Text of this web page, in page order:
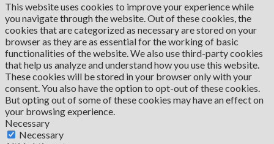
This website uses cookies to improve your experience while
you navigate through the website. Out of these cookies, the
cookies that are categorized as necessary are stored on your
browser as they are as essential for the working of basic
functionalities of the website. We also use third-party cookies
that help us analyze and understand how you use this website.
These cookies will be stored in your browser only with your
consent. You also have the option to opt-out of these cookies.
But opting out of some of these cookies may have an effect on
your browsing experience.
Necessary
Necessary